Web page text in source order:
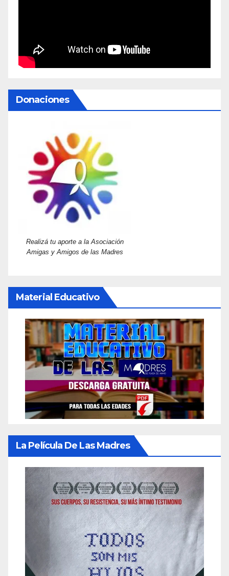
Donaciones
Realizá tu aporte a la Asociación
Amigas y Amigos de las Madres
Material Educativo
La Película De Las Madres